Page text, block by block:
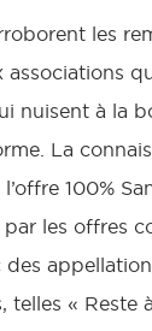
les
associations
nuisent à la
La
100%
les offres
des
telles « Reste